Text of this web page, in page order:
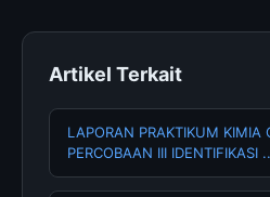
Artikel Terkait
LAPORAN PRAKTIKUM KIMIA
PERCOBAAN III IDENTIFIKASI